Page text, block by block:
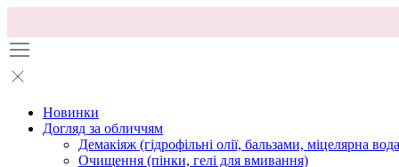
Новинки
Догляд за обличчям
Демакіяж (гідрофільні олії, бальзами, міцелярна
Очищення (пінки, гелі для вмивання)